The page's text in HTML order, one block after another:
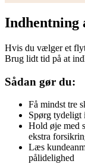
Hvis du vælger et
Brug lidt tid på at
Sådan gør du:
Få mindst tre
Spørg
Hold øje med
ekstra
Læs
pålidelighed